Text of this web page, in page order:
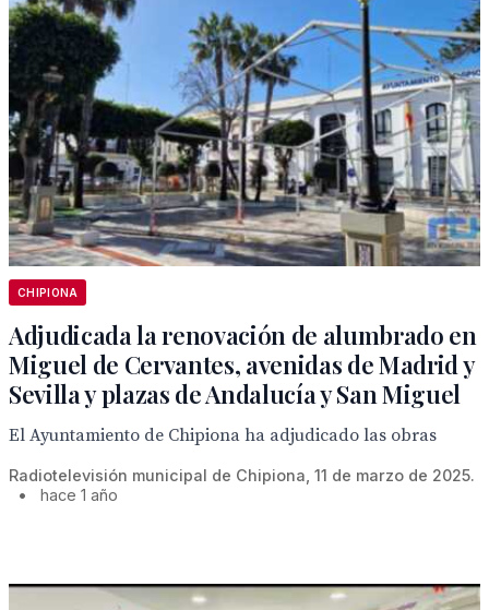
CHIPIONA
Adjudicada la renovación de alumbrado en
Miguel de Cervantes, avenidas de Madrid y
Sevilla y plazas de Andalucía y San Miguel
El Ayuntamiento de Chipiona ha adjudicado las obras
Radiotelevisión municipal de Chipiona, 11 de marzo de 2025.
•
hace 1 año